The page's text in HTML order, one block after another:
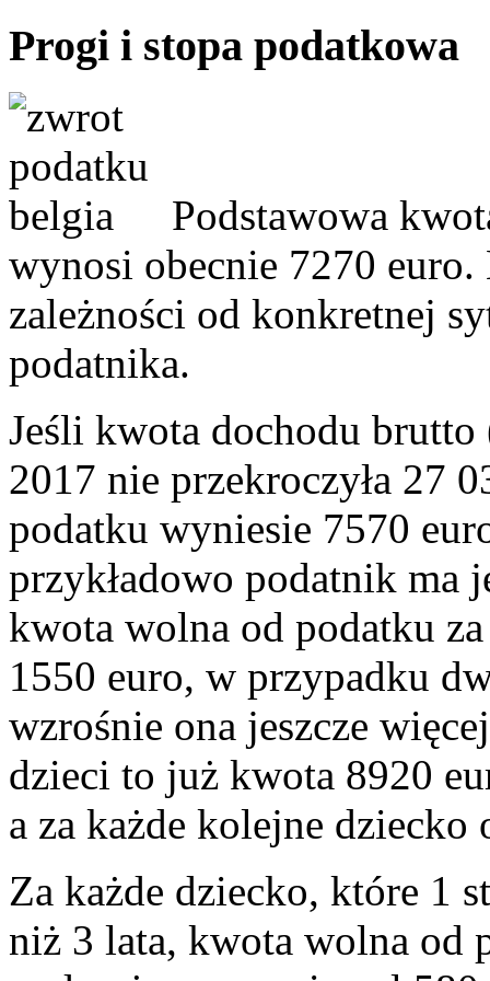
Progi i stopa podatkowa
Podstawowa
wynosi obecnie 7270
zależności od konkretnej
podatnika.
Jeśli kwota dochodu
2017 nie przekroczyła 27
podatku wyniesie 7570
przykładowo podatnik ma
kwota wolna od podatku
1550 euro, w przypadku
wzrośnie ona jeszcze
dzieci to już kwota 8920
a za każde kolejne dziecko
Za każde dziecko, które 1
niż 3 lata, kwota wolna od